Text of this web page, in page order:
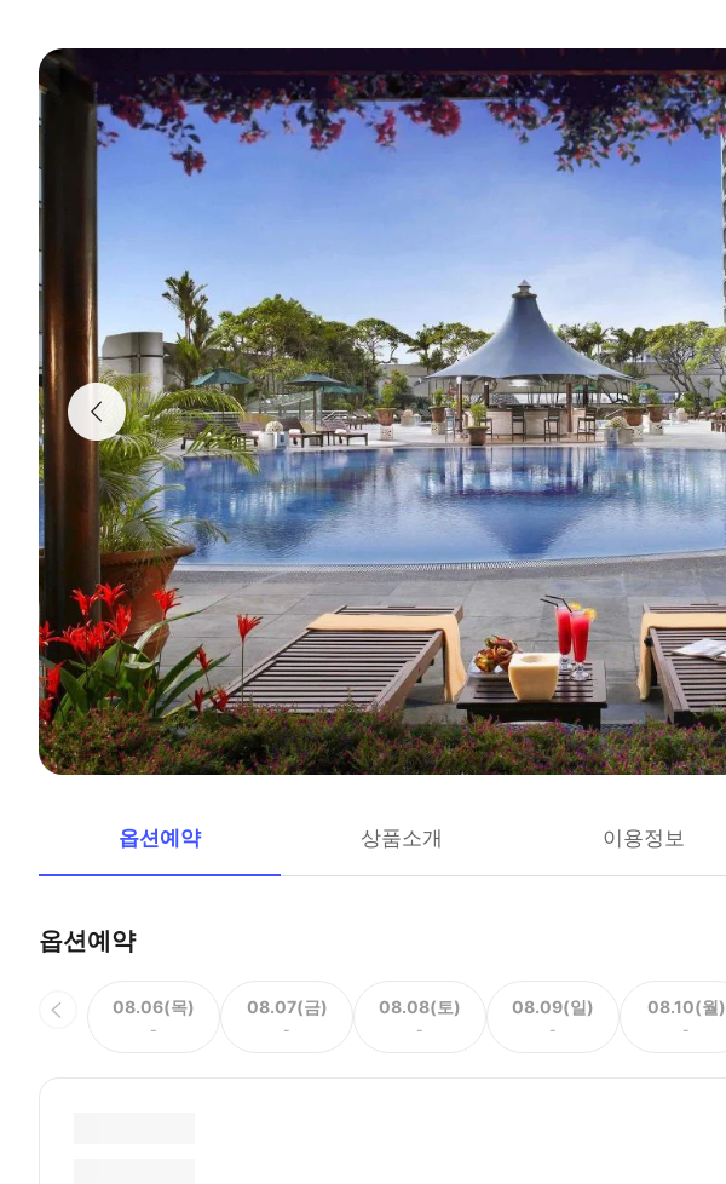
옵션예약 상품소개 이용정보
옵션예약
08.06(목)
-
08.07(금)
-
08.08(토)
-
08.09(일)
-
08.10(월)
-